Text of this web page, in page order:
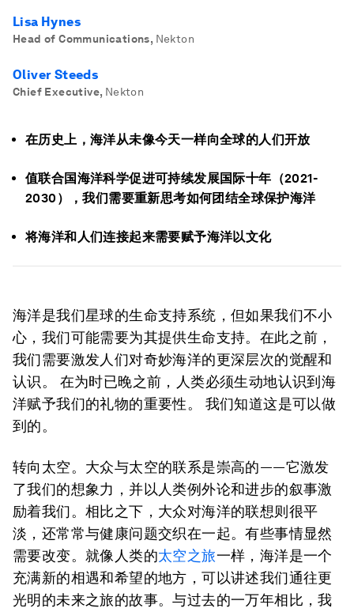
Lisa Hynes
Head of Communications, Nekton
Oliver Steeds
Chief Executive, Nekton
在历史上，海洋从未像今天一样向全球的人们开放
值联合国海洋科学促进可持续发展国际十年（2021-
2030），我们需要重新思考如何团结全球保护海洋
将海洋和人们连接起来需要赋予海洋以文化
海洋是我们星球的生命支持系统，但如果我们不小
心，我们可能需要为其提供生命支持。在此之前，
我们需要激发人们对奇妙海洋的更深层次的觉醒和
认识。 在为时已晚之前，人类必须生动地认识到海
洋赋予我们的礼物的重要性。 我们知道这是可以做
到的。
转向太空。大众与太空的联系是崇高的——它激发
了我们的想象力，并以人类例外论和进步的叙事激
励着我们。相比之下，大众对海洋的联想则很平
淡，还常常与健康问题交织在一起。有些事情显然
需要改变。就像人类的太空之旅一样，海洋是一个
充满新的相遇和希望的地方，可以讲述我们通往更
光明的未来之旅的故事。与过去的一万年相比，我